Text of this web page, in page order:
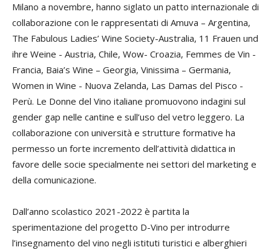
Milano a novembre, hanno siglato un patto internazionale di
collaborazione con le rappresentati di Amuva – Argentina,
The Fabulous Ladies’ Wine Society-Australia, 11 Frauen und
ihre Weine - Austria, Chile, Wow- Croazia, Femmes de Vin -
Francia, Baia’s Wine – Georgia, Vinissima – Germania,
Women in Wine - Nuova Zelanda, Las Damas del Pisco -
Perù. Le Donne del Vino italiane promuovono indagini sul
gender gap nelle cantine e sull’uso del vetro leggero. La
collaborazione con università e strutture formative ha
permesso un forte incremento dell’attività didattica in
favore delle socie specialmente nei settori del marketing e
della comunicazione.
Dall’anno scolastico 2021-2022 è partita la
sperimentazione del progetto D-Vino per introdurre
l’insegnamento del vino negli istituti turistici e alberghieri